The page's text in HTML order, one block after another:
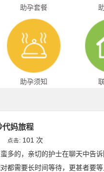
助孕套餐
助孕须知
代妈旅程
点击: 101 次
多的，亲切的护士在聊天中告
都需要长时间等待，更甚者要